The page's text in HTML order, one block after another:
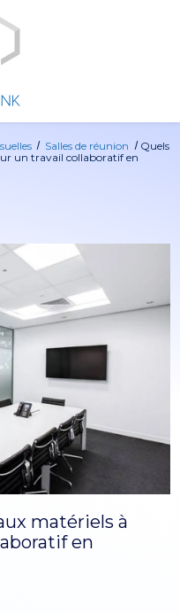
Salles de réunion
Quels
un travail collaboratif en
matériels à
en